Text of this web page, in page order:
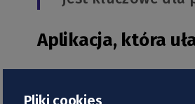
Aplikacja, która
Województwo
Pomorską Agencją
Pliki cookies